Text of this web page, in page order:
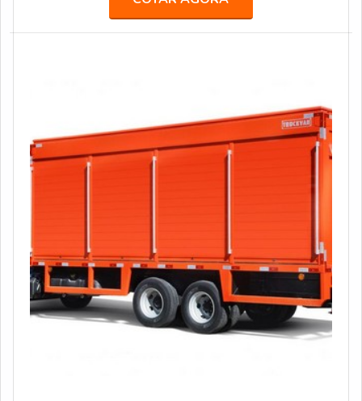
grandes agências de comunicação, propaganda,
publicidade e live marketing, como África, BFerraz,